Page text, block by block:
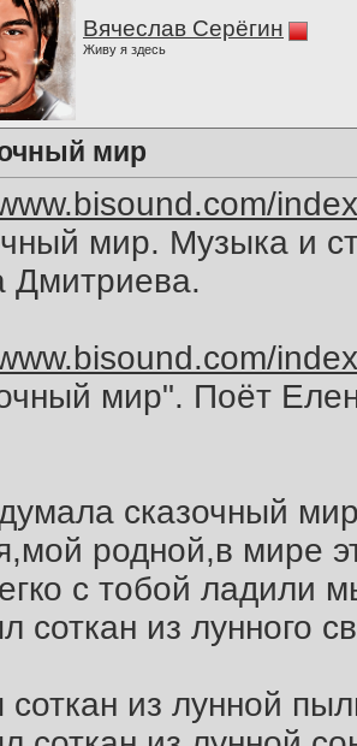
Вячеслав Серёгин
Живу я здесь
мир
мир. Музыка и
Дмитриева.
мир". Поёт
сказочный
родной,в мире
с тобой ладили
соткан из лунного
из лунной